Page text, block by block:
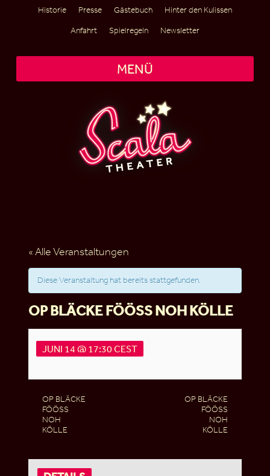
Historie Presse Gästebuch
Hinter den Kulissen
Anfahrt
Spielregeln Newsletter
MENÜ
« Alle Veranstaltungen
Diese Veranstaltung hat bereits stattgefunden.
OP BLÄCKE FÖÖSS NOH KÖLLE
JUNI 14 @ 17:30CEST
OP BLÄCKE
FÖÖSS
NOH
KÖLLE
OP BLÄCKE
FÖÖSS
NOH
KÖLLE